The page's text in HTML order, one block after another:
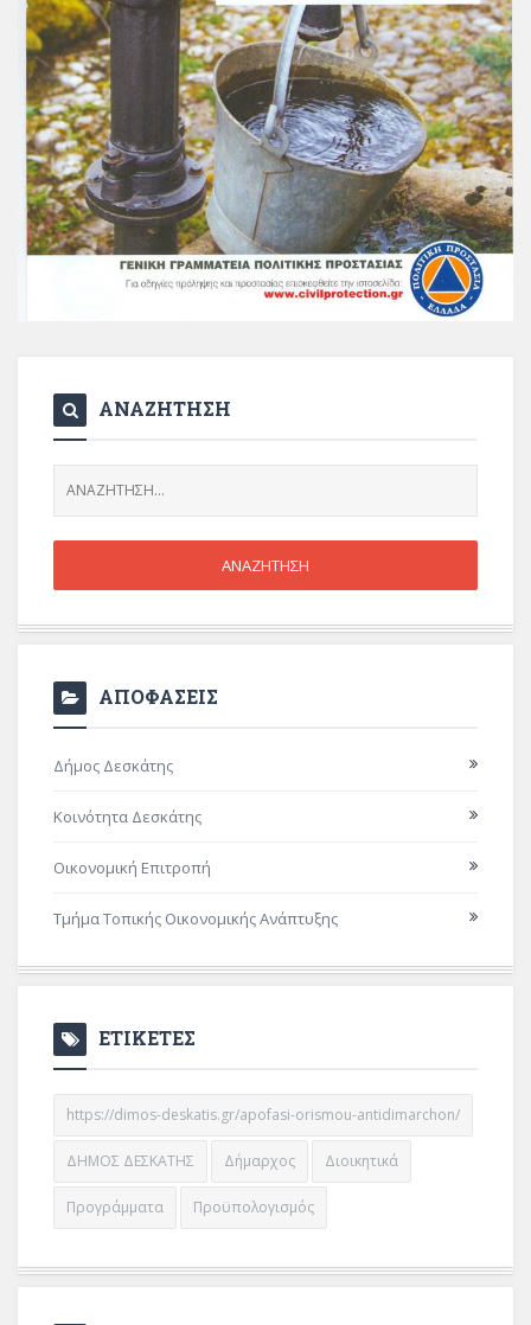
ΑΝΑΖΗΤΗΣΗ
ΑΠΟΦΑΣΕΙΣ
Δήμος Δεσκάτης
Κοινότητα Δεσκάτης
Οικονομική Επιτροπή
Τμήμα Τοπικής Οικονομικής Ανάπτυξης
ΕΤΙΚΕΤΕΣ
https://dimos-deskatis.gr/apofasi-orismou-antidimarchon/
ΔΗΜΟΣ ΔΕΣΚΑΤΗΣ Δήμαρχος Διοικητικά
Προγράμματα Προϋπολογισμός